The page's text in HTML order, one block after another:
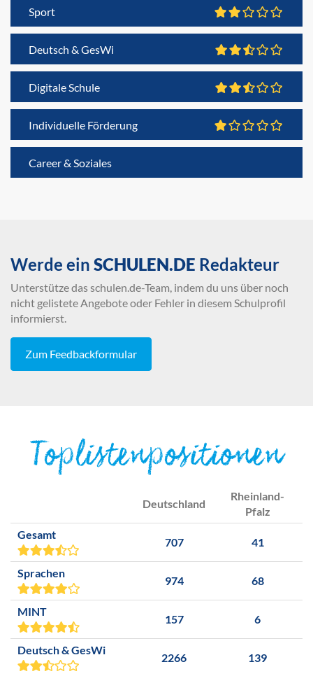
Sport
Deutsch & GesWi
Digitale Schule
Individuelle Förderung
Career & Soziales
Werde ein SCHULEN.DE Redakteur
Unterstütze das schulen.de-Team, indem du uns über noch
nicht gelistete Angebote oder Fehler in diesem Schulprofil
informierst.
Zum Feedbackformular
Toplistenpositionen
Deutschland
Rheinland-
Pfalz
Gesamt
707 41
Sprachen
974 68
MINT
157 6
Deutsch & GesWi
2266 139